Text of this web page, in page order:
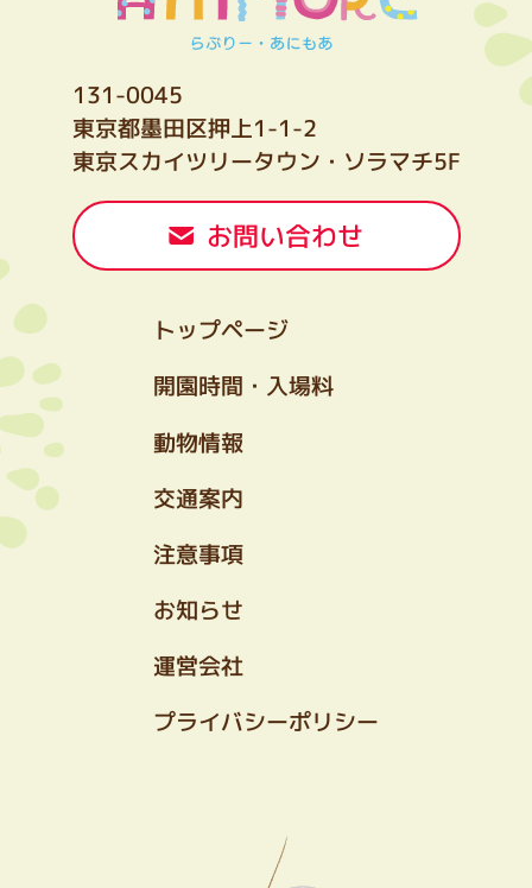
131-0045
東京都墨田区押上1-1-2
東京スカイツリータウン・ソラマチ5F
お問い合わせ
トップページ
開園時間・入場料
動物情報
交通案内
注意事項
お知らせ
運営会社
プライバシーポリシー